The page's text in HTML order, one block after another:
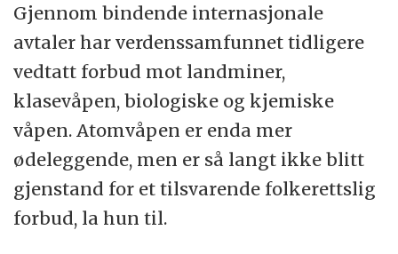
Gjennom bindende internasjonale
avtaler har verdenssamfunnet tidligere
vedtatt forbud mot landminer,
klasevåpen, biologiske og kjemiske
våpen. Atomvåpen er enda mer
ødeleggende, men er så langt ikke blitt
gjenstand for et tilsvarende folkerettslig
forbud, la hun til.